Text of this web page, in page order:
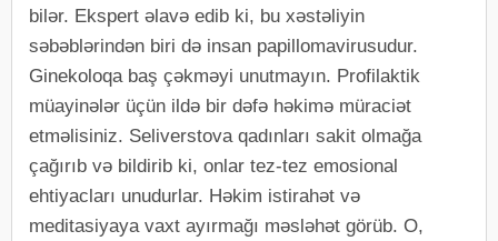
bilər. Ekspert əlavə edib ki, bu xəstəliyin
səbəblərindən biri də insan papillomavirusudur.
Ginekoloqa baş çəkməyi unutmayın. Profilaktik
müayinələr üçün ildə bir dəfə həkimə müraciət
etməlisiniz. Seliverstova qadınları sakit olmağa
çağırıb və bildirib ki, onlar tez-tez emosional
ehtiyacları unudurlar. Həkim istirahət və
meditasiyaya vaxt ayırmağı məsləhət görüb. O,